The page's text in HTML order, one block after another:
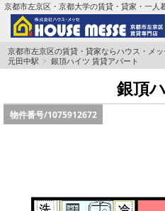
京都市左京区・京都大学の賃貸・貸家・一人
TOPページ
地域から検索
京都市左京区の賃貸・貸家ならハウス・メッ
元田中駅
銀頂ハイツ 賃貸アパート
銀頂
物件番号/1075912672